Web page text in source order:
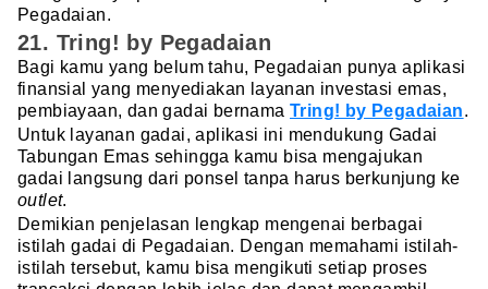
Pegadaian.
21. Tring! by Pegadaian
Bagi kamu yang belum tahu, Pegadaian punya aplikasi
finansial yang menyediakan layanan investasi emas,
pembiayaan, dan gadai bernama Tring! by Pegadaian.
Untuk layanan gadai, aplikasi ini mendukung Gadai
Tabungan Emas sehingga kamu bisa mengajukan
gadai langsung dari ponsel tanpa harus berkunjung ke
outlet.
Demikian penjelasan lengkap mengenai berbagai
istilah gadai di Pegadaian. Dengan memahami istilah-
istilah tersebut, kamu bisa mengikuti setiap proses